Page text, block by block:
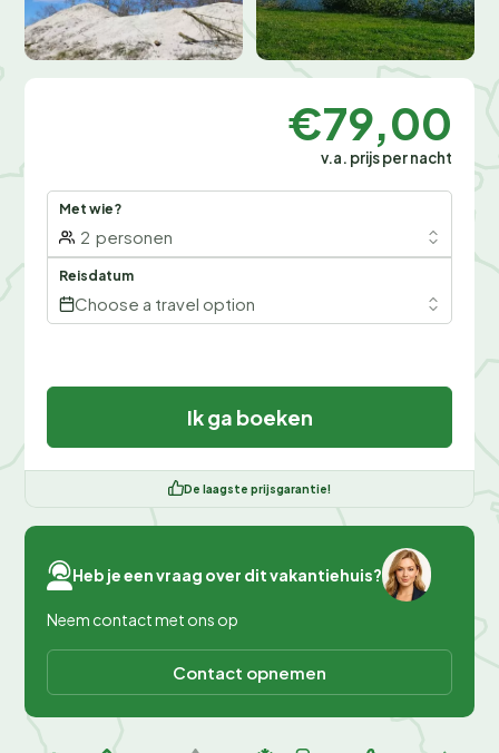
€79,00
v.a. prijs per nacht
Met wie?
2 personen
Reisdatum
Choose a travel option
Ik ga boeken
De laagste prijsgarantie!
Heb je een vraag over dit vakantiehuis?
Neem contact met ons op
Contact opnemen